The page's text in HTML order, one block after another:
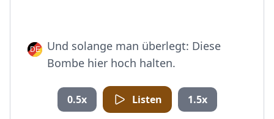
Und solange man überlegt: Diese
Bombe hier hoch halten.
0.5x Listen 1.5x